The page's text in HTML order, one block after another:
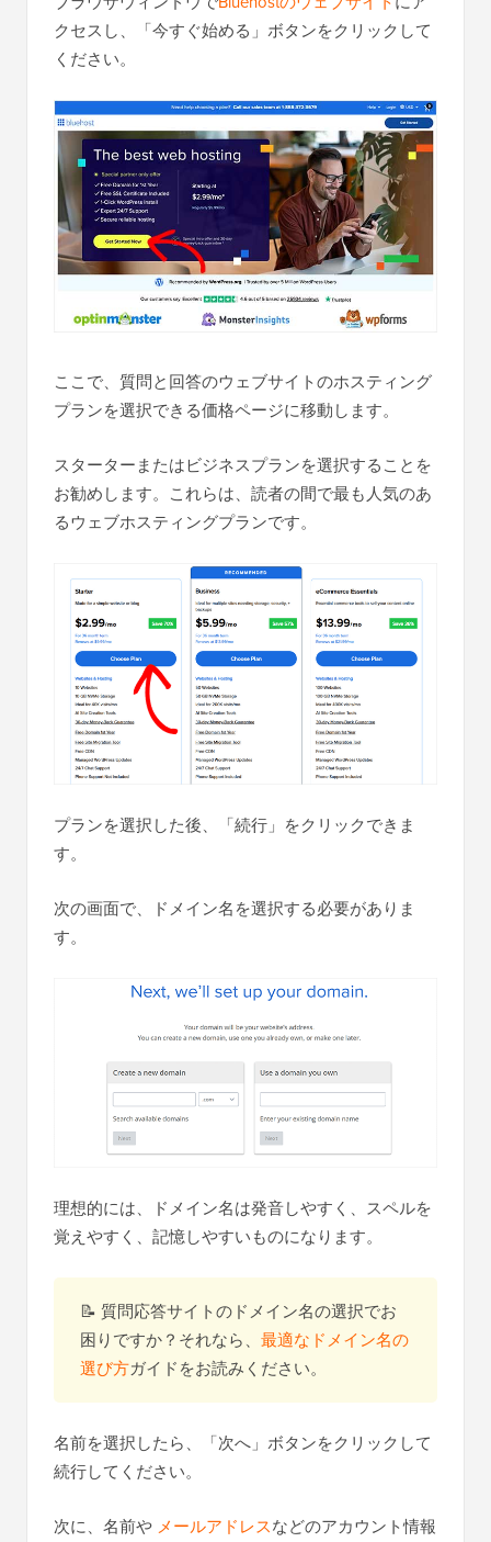
クセスし、「今すぐ始める」ボタンをクリックして
ください。
ここで、質問と回答のウェブサイトのホスティング
プランを選択できる価格ページに移動します。
スターターまたはビジネスプランを選択することを
お勧めします。これらは、読者の間で最も人気のあ
るウェブホスティングプランです。
プランを選択した後、「続行」をクリックできま
す。
次の画面で、ドメイン名を選択する必要がありま
す。
理想的には、ドメイン名は発音しやすく、スペルを
覚えやすく、記憶しやすいものになります。
📝 質問応答サイトのドメイン名の選択でお
困りですか？それなら、 最適なドメイン名の
選び方ガイドをお読みください。
名前を選択したら、「次へ」ボタンをクリックして
続行してください。
次に、名前や メールアドレスなどのアカウント情報